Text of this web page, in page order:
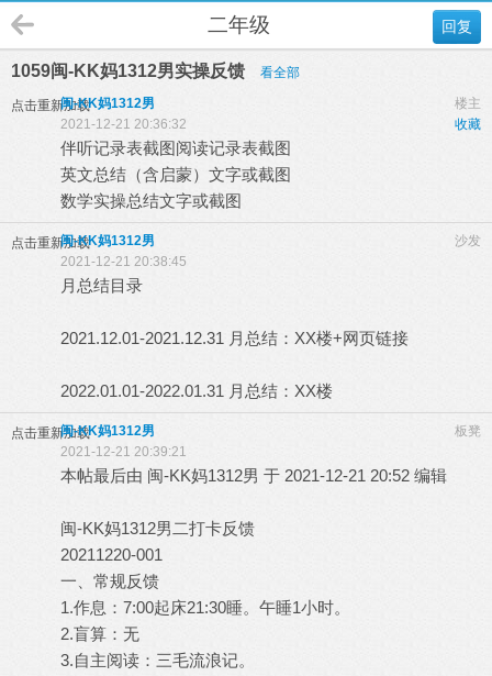
回复
二年级
1059闽-KK妈1312男实操反馈 看全部
点击重新加载 楼主
闽-KK妈1312男
收藏
2021-12-21 20:36:32
伴听记录表截图阅读记录表截图
英文总结（含启蒙）文字或截图
数学实操总结文字或截图
点击重新加载 沙发
闽-KK妈1312男
2021-12-21 20:38:45
月总结目录
2021.12.01-2021.12.31 月总结：XX楼+网页链接
2022.01.01-2022.01.31 月总结：XX楼
点击重新加载 板凳
闽-KK妈1312男
2021-12-21 20:39:21
本帖最后由 闽-KK妈1312男 于 2021-12-21 20:52 编辑
闽-KK妈1312男二打卡反馈
20211220-001
一、常规反馈
1.作息：7:00起床21:30睡。午睡1小时。
2.盲算：无
3.自主阅读：三毛流浪记。